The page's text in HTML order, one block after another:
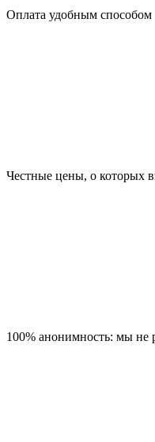
Оплата удобным способом
Честные цены, о которых
100% анонимность: мы не